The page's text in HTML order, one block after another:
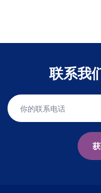
联系我